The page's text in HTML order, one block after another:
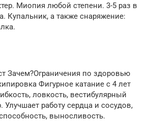
Миопия любой степени. 3-5 раз в
Купальник, а также снаряжение:
Зачем?Ограничения по здоровью
Фигурное катание с 4 лет
ловкость, вестибулярный
Улучшает работу сердца и сосудов,
выносливость.